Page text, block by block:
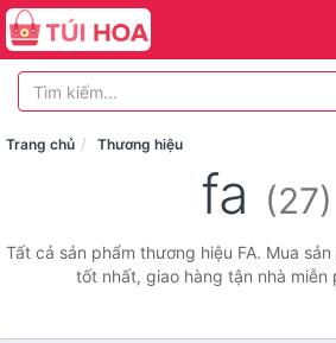
Trang chủ Thương hiệu
fa (27)
Tất cả sản phẩm thương hiệu FA. Mua
tốt nhất, giao hàng tận nhà miễn